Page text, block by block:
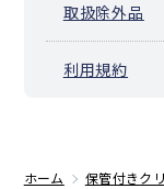
取扱除外品
利用規約
ホーム 保管付きク